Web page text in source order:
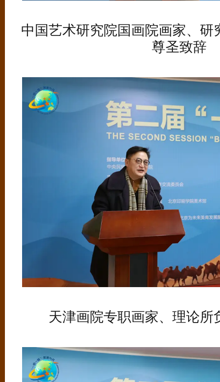
中国艺术研究院国画院画家、研
尊圣致辞
天津画院专职画家、理论所